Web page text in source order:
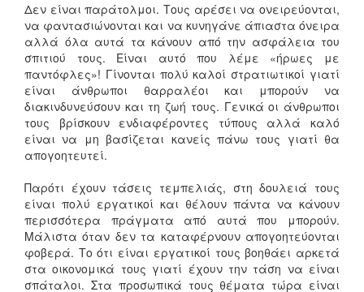
Δεν είναι παράτολμοι. Τους αρέσει να ονειρεύονται,
να φαντασιώνονται και να κυνηγάνε άπιαστα όνειρα
αλλά όλα αυτά τα κάνουν από την ασφάλεια του
σπιτιού τους. Είναι αυτό που λέμε «ήρωες με
παντόφλες»! Γίνονται πολύ καλοί στρατιωτικοί γιατί
είναι άνθρωποι θαρραλέοι και μπορούν να
διακινδυνεύσουν και τη ζωή τους. Γενικά οι άνθρωποι
τους βρίσκουν ενδιαφέροντες τύπους αλλά καλό
είναι να μη βασίζεται κανείς πάνω τους γιατί θα
απογοητευτεί.
Παρότι έχουν τάσεις τεμπελιάς, στη δουλειά τους
είναι πολύ εργατικοί και θέλουν πάντα να κάνουν
περισσότερα πράγματα από αυτά που μπορούν.
Μάλιστα όταν δεν τα καταφέρνουν απογοητεύονται
φοβερά. Το ότι είναι εργατικοί τους βοηθάει αρκετά
στα οικονομικά τους γιατί έχουν την τάση να είναι
σπάταλοι. Στα προσωπικά τους θέματα τώρα είναι